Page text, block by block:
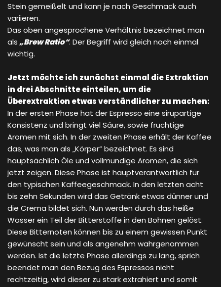
Stein gemeißelt und kann je nach Geschmack auch
variieren.
Das oben angesprochene Verhältnis bezeichnet man
als „Brew Ratio“. Der Begriff wird gleich noch einmal
wichtig.
Jetzt möchte ich zunächst einmal die Extraktion
in drei Abschnitte einteilen, um die
Überextraktion etwas verständlicher zu machen:
In der ersten Phase hat der Espresso eine sirupartige
Konsistenz und bringt viel Säure, sowie fruchtige
Aromen mit sich. In der zweiten Phase erhält der Kaffee
das, was man als „Körper“ bezeichnet. Es sind
hauptsächlich Öle und vollmundige Aromen, die sich
jetzt zeigen. Diese Phase ist hauptverantwortlich für
den typischen Kaffeegeschmack. In den letzten acht
bis zehn Sekunden wird das Getränk etwas dünner und
die Crema bildet sich. Nun werden durch das heiße
Wasser ein Teil der Bitterstoffe in den Bohnen gelöst.
Diese Bitternoten können bis zu einem gewissen Punkt
gewünscht sein und als angenehm wahrgenommen
werden. Ist die letzte Phase allerdings zu lang, sprich
beendet man den Bezug des Espressos nicht
rechtzeitig, wird dieser zu stark extrahiert und somit